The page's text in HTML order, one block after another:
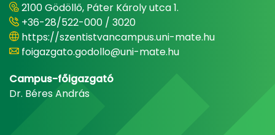
2100 Gödöllő, Páter Károly utca 1.
+36-28/522-000 / 3020
https://szentistvancampus.uni-mate.hu
foigazgato.godollo@uni-mate.hu
Campus-főigazgató
Dr. Béres András